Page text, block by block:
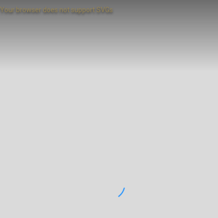
Your browser does not support SVGs